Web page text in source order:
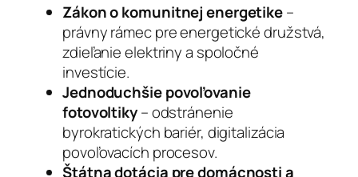
Zákon o komunitnej energetike–
právny rámec pre energetické družstvá,
zdieľanie elektriny a spoločné
investície.
Jednoduchšie povoľovanie
fotovoltiky– odstránenie
byrokratických bariér, digitalizácia
povoľovacích procesov.
Štátna dotácia pre domácnosti a